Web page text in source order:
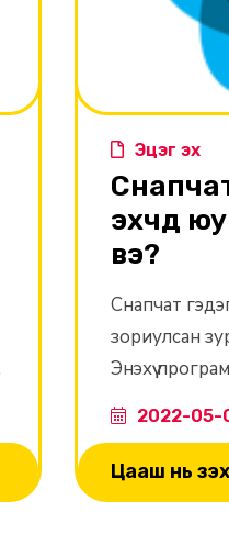
Эцэг эх
эхчүүд
вэ?
Снапчат
зориулсан
Энэхүү
бичлэг
текст
боломжтой.
2022-05-
Цааш нь үзэх